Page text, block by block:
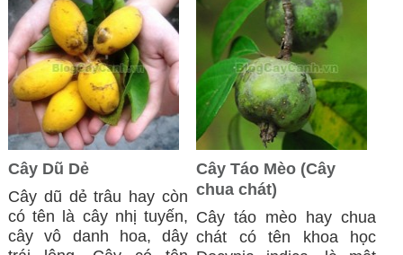
Cây Dũ Dẻ
Cây dũ dẻ trâu hay còn
có tên là cây nhị tuyến,
cây vô danh hoa, dây
Cây Táo Mèo (Cây
chua chát)
Cây táo mèo hay chua
chát có tên khoa học